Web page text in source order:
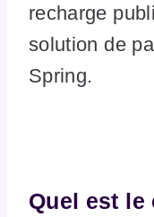
recharge
solution de
Spring.
Quel est le